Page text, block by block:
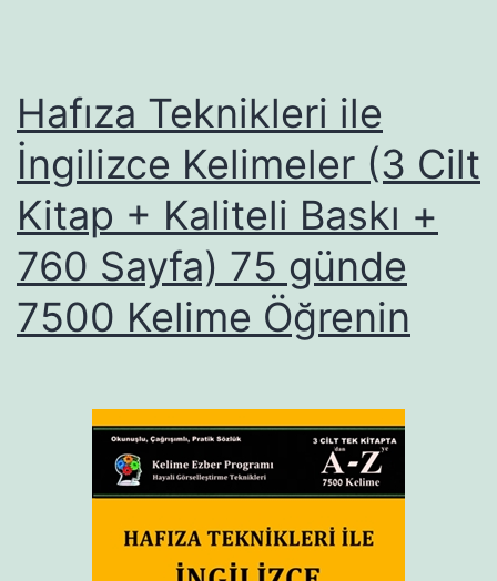
Hafıza Teknikleri ile
İngilizce Kelimeler (3 Cilt
Kitap + Kaliteli Baskı +
760 Sayfa) 75 günde
7500 Kelime Öğrenin